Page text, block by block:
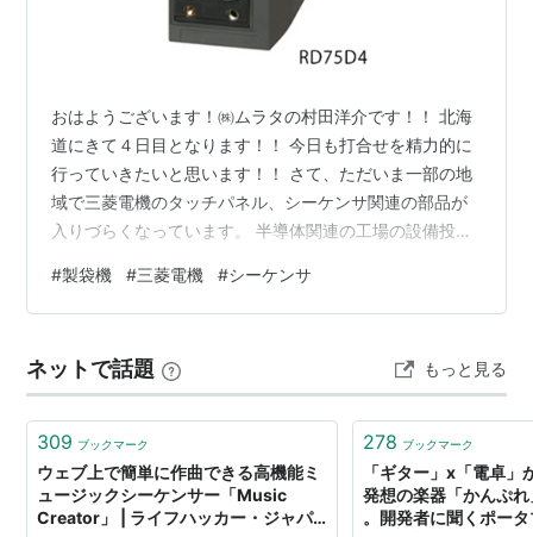
おはようございます！㈱ムラタの村田洋介です！！ 北海
道にきて４日目となります！！ 今日も打合せを精力的に
行っていきたいと思います！！ さて、ただいま一部の地
域で三菱電機のタッチパネル、シーケンサ関連の部品が
入りづらくなっています。 半導体関連の工場の設備投資
機は通常通り製造していますが、製造が追いついていな
い状況だと聞いています。 三菱電機製位置決めユニット
給できています！！ しっかりと在庫管理、調達管理をし
ています！！
#製袋機 #三菱電機 #シーケンサ
ネットで話題 もっと見る
309 ブックマーク
ウェブ上で簡単に作曲できる高機能ミ
ュージックシーケンサー「Music
Creator」 | ライフハッカー・ジャパ
278 ブックマーク
「ギター」x「電卓」
発想の楽器「かんぷ
。開発者に聞くポー